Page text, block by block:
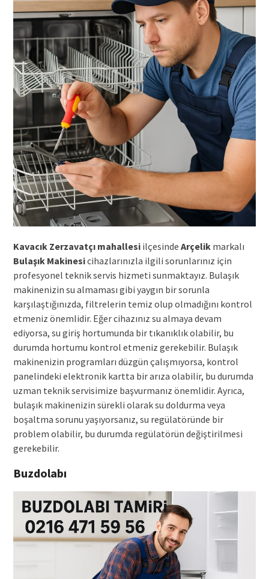
Kavacık Zerzavatçı mahallesiilçesinde Arçelikmarkalı
Bulaşık Makinesicihazlarınızla ilgili sorunlarınız için
profesyonel teknik servis hizmeti sunmaktayız. Bulaşık
makinenizin su almaması gibi yaygın bir sorunla
karşılaştığınızda, filtrelerin temiz olup olmadığını kontrol
etmeniz önemlidir. Eğer cihazınız su almaya devam
ediyorsa, su giriş hortumunda bir tıkanıklık olabilir, bu
durumda hortumu kontrol etmeniz gerekebilir. Bulaşık
makinenizin programları düzgün çalışmıyorsa, kontrol
panelindeki elektronik kartta bir arıza olabilir, bu durumda
uzman teknik servisimize başvurmanız önemlidir. Ayrıca,
bulaşık makinenizin sürekli olarak su doldurma veya
boşaltma sorunu yaşıyorsanız, su regülatöründe bir
problem olabilir, bu durumda regülatörün değiştirilmesi
gerekebilir.
Buzdolabı